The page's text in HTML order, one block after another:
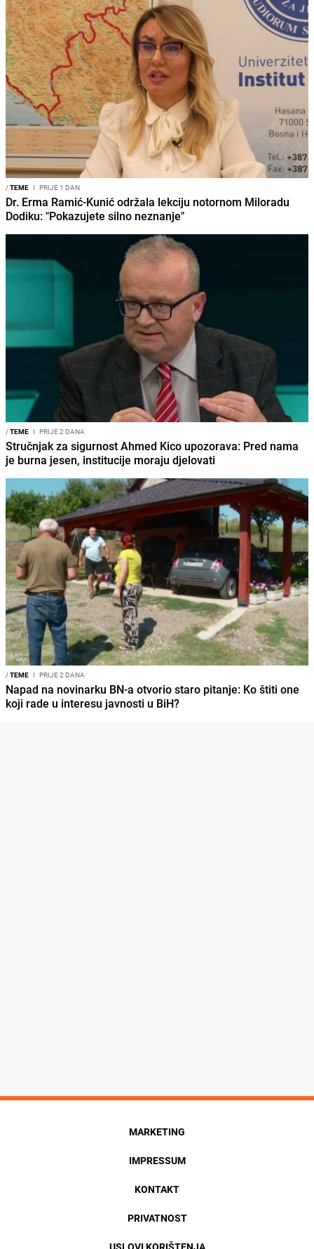
/TEME I PRIJE 1 DAN
Dr. Erma Ramić-Kunić održala lekciju notornom Miloradu
Dodiku: "Pokazujete silno neznanje"
/TEME I PRIJE 2 DANA
Stručnjak za sigurnost Ahmed Kico upozorava: Pred nama
je burna jesen, institucije moraju djelovati
/TEME I PRIJE 2 DANA
Napad na novinarku BN-a otvorio staro pitanje: Ko štiti one
koji rade u interesu javnosti u BiH?
MARKETING
IMPRESSUM
KONTAKT
PRIVATNOST